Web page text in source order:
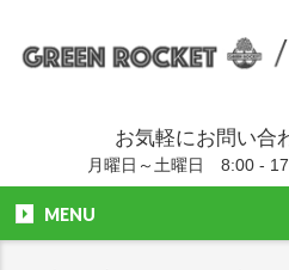
お気軽にお問い合
月曜日～土曜日 8:00 -
MENU